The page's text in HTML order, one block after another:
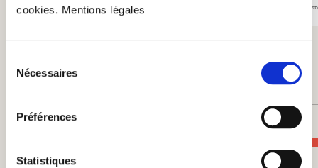
cookies. Mentions légales
Nécessaires
Préférences
Statistiques
En stock| №68131 En
Parfait (4)
100%